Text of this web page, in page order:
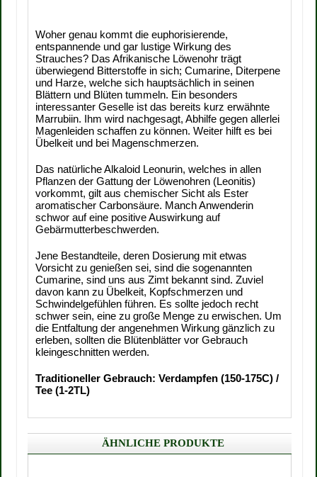
Woher genau kommt die euphorisierende,
entspannende und gar lustige Wirkung des
Strauches? Das Afrikanische Löwenohr trägt
überwiegend Bitterstoffe in sich; Cumarine, Diterpene
und Harze, welche sich hauptsächlich in seinen
Blättern und Blüten tummeln. Ein besonders
interessanter Geselle ist das bereits kurz erwähnte
Marrubiin. Ihm wird nachgesagt, Abhilfe gegen allerlei
Magenleiden schaffen zu können. Weiter hilft es bei
Übelkeit und bei Magenschmerzen.
Das natürliche Alkaloid Leonurin, welches in allen
Pflanzen der Gattung der Löwenohren (Leonitis)
vorkommt, gilt aus chemischer Sicht als Ester
aromatischer Carbonsäure. Manch Anwenderin
schwor auf eine positive Auswirkung auf
Gebärmutterbeschwerden.
Jene Bestandteile, deren Dosierung mit etwas
Vorsicht zu genießen sei, sind die sogenannten
Cumarine, sind uns aus Zimt bekannt sind. Zuviel
davon kann zu Übelkeit, Kopfschmerzen und
Schwindelgefühlen führen. Es sollte jedoch recht
schwer sein, eine zu große Menge zu erwischen. Um
die Entfaltung der angenehmen Wirkung gänzlich zu
erleben, sollten die Blütenblätter vor Gebrauch
kleingeschnitten werden.
Traditioneller Gebrauch: Verdampfen (150-175C) /
Tee (1-2TL)
ÄHNLICHE PRODUKTE